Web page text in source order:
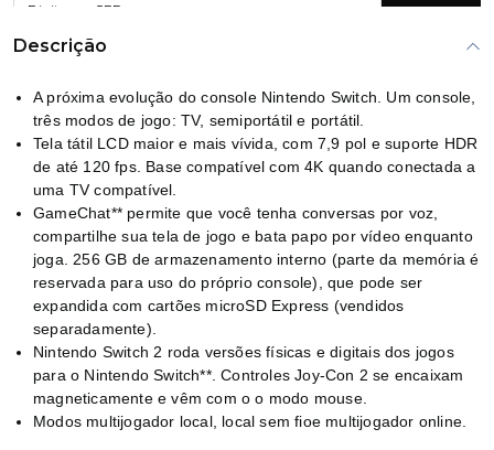
Calcular
Descrição
A próxima evolução do console Nintendo Switch. Um console,
três modos de jogo: TV, semiportátil e portátil.
Tela tátil LCD maior e mais vívida, com 7,9 pol e suporte HDR
de até 120 fps. Base compatível com 4K quando conectada a
uma TV compatível.
GameChat** permite que você tenha conversas por voz,
compartilhe sua tela de jogo e bata papo por vídeo enquanto
joga. 256 GB de armazenamento interno (parte da memória é
reservada para uso do próprio console), que pode ser
expandida com cartões microSD Express (vendidos
separadamente).
Nintendo Switch 2 roda versões físicas e digitais dos jogos
para o Nintendo Switch**. Controles Joy-Con 2 se encaixam
magneticamente e vêm com o o modo mouse.
Modos multijogador local, local sem fioe multijogador online.